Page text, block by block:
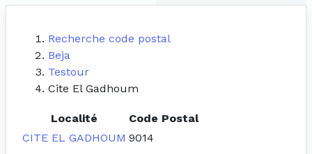
Recherche code postal
Beja
Testour
Cite El Gadhoum
Localité
Code Postal
CITE EL GADHOUM 9014